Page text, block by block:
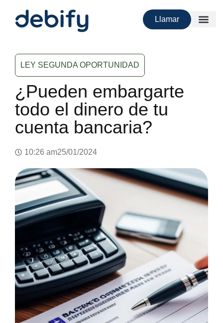
Llamar
LEY SEGUNDA OPORTUNIDAD
¿Pueden embargarte
todo el dinero de tu
cuenta bancaria?
10:26 am25/01/2024